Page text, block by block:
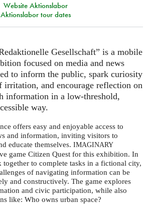
Website Aktionslabor
Aktionslabor tour dates
Gesellschaft” is a mobile
focused on media and news
to inform the public, spark curiosity
irritation, and encourage reflection on
information in a low-threshold,
way.
offers easy and enjoyable access to
and information, inviting visitors to
educate themselves. IMAGINARY
game Citizen Quest for this exhibition. In
together to complete tasks in a fictional city,
of navigating information can be
and constructively. The game explores
and civic participation, while also
like: Who owns urban space?